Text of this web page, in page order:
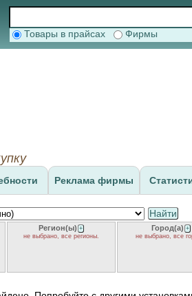
Товары в прайсах Фирмы
Реклама фирмы
Найти
Регион(ы) +
не выбрано, все регионы.
Город(а) +
не выбрано, все